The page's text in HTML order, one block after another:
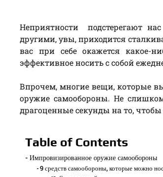
Неприятности подстерегают
другими, увы, приходится
вас при себе окажется какое-
эффективное носить с собой
Впрочем, многие вещи, которые
оружие самообороны. Не
драгоценные секунды на то,
Table of Contents
Импровизированное оружие самообороны
9 средств самообороны, которые можно